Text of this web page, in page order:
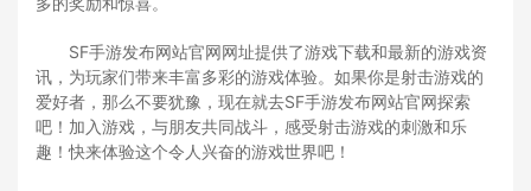
SF手游发布网站官网网址提供了游戏下载和最新的游戏资
讯，为玩家们带来丰富多彩的游戏体验。如果你是射击游戏的
爱好者，那么不要犹豫，现在就去SF手游发布网站官网探索
吧！加入游戏，与朋友共同战斗，感受射击游戏的刺激和乐
趣！快来体验这个令人兴奋的游戏世界吧！